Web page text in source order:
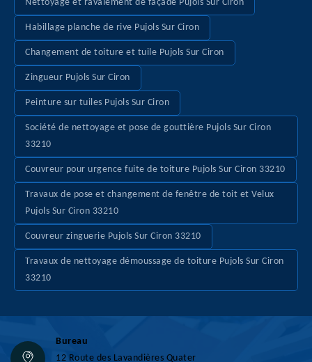
Nettoyage et ravalement de façade Pujols Sur Ciron
Habillage planche de rive Pujols Sur Ciron
Changement de toiture et tuile Pujols Sur Ciron
Zingueur Pujols Sur Ciron
Peinture sur tuiles Pujols Sur Ciron
Société de nettoyage et pose de gouttière Pujols Sur Ciron
33210
Couvreur pour urgence fuite de toiture Pujols Sur Ciron 33210
Travaux de pose et changement de fenêtre de toit et Velux
Pujols Sur Ciron 33210
Couvreur zinguerie Pujols Sur Ciron 33210
Travaux de nettoyage démoussage de toiture Pujols Sur Ciron
33210
Bureau
12 Route des Lavandières Quater